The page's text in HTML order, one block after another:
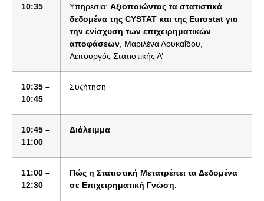
10:35
Υπηρεσία: Αξιοποιώντας τα στατιστικά
δεδομένα της CYSTAT και της Eurostat για
την ενίσχυση των επιχειρηματικών
αποφάσεων, Μαριλένα Λουκαΐδου,
Λειτουργός Στατιστικής Α’
10:35 –
10:45
Συζήτηση
10:45 –
11:00
Διάλειμμα
11:00 –
12:30
Πώς η Στατιστική Μετατρέπει τα Δεδομένα
σε Επιχειρηματική Γνώση.